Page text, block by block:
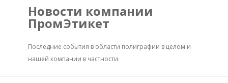
Новости компании
ПромЭтикет
Последние события в области полиграфии в целом и
нашей компании в частности.